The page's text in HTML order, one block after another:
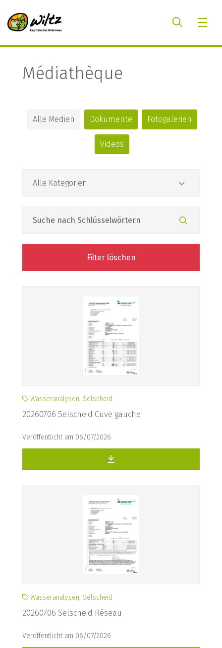
Médiathèque
Alle Medien Dokumente Fotogalerien
Videos
Filter löschen
Wasseranalysen, Selscheid
20260706 Selscheid Cuve gauche
Veröffentlicht am 06/07/2026
Wasseranalysen, Selscheid
20260706 Selscheid Réseau
Veröffentlicht am 06/07/2026